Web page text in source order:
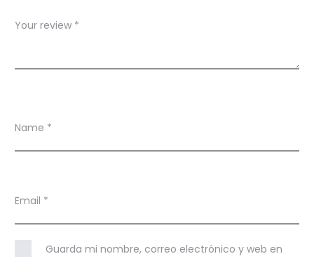
Your review *
Name *
Email *
Guarda mi nombre, correo electrónico y web en